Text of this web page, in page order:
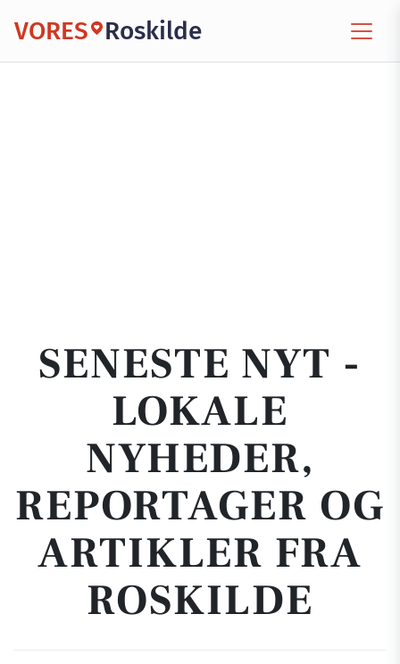
VORES Roskilde
SENESTE NYT -
LOKALE
NYHEDER,
REPORTAGER OG
ARTIKLER FRA
ROSKILDE